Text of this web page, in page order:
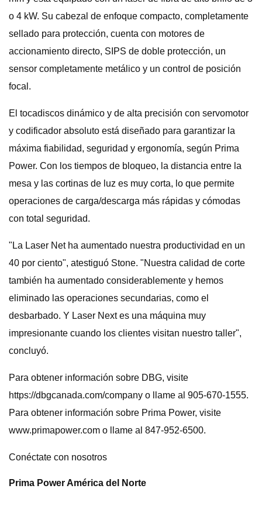
o 4 kW. Su cabezal de enfoque compacto, completamente
sellado para protección, cuenta con motores de
accionamiento directo, SIPS de doble protección, un
sensor completamente metálico y un control de posición
focal.
El tocadiscos dinámico y de alta precisión con servomotor
y codificador absoluto está diseñado para garantizar la
máxima fiabilidad, seguridad y ergonomía, según Prima
Power. Con los tiempos de bloqueo, la distancia entre la
mesa y las cortinas de luz es muy corta, lo que permite
operaciones de carga/descarga más rápidas y cómodas
con total seguridad.
"La Laser Net ha aumentado nuestra productividad en un
40 por ciento", atestiguó Stone. "Nuestra calidad de corte
también ha aumentado considerablemente y hemos
eliminado las operaciones secundarias, como el
desbarbado. Y Laser Next es una máquina muy
impresionante cuando los clientes visitan nuestro taller",
concluyó.
Para obtener información sobre DBG, visite
https://dbgcanada.com/company o llame al 905-670-1555.
Para obtener información sobre Prima Power, visite
www.primapower.com o llame al 847-952-6500.
Conéctate con nosotros
Prima Power América del Norte